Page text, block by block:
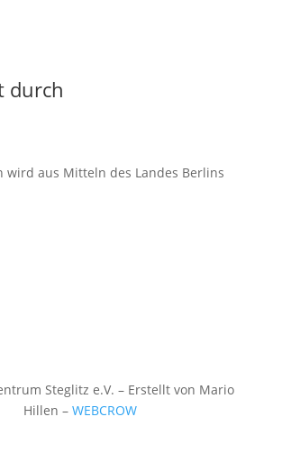
durch
wird aus Mitteln des Landes Berlins
Steglitz e.V. – Erstellt von Mario
Hillen – WEBCROW